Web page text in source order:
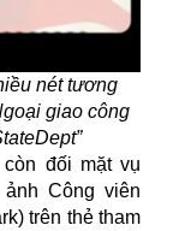
nét tương
giao công
đối mặt vụ
Công viên
trên thẻ tham